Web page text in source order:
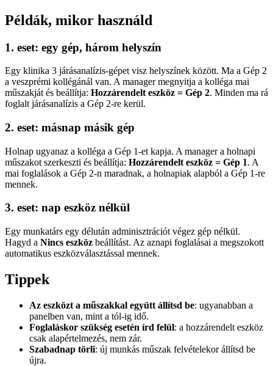
Példák, mikor használd
1. eset: egy gép, három helyszín
Egy klinika 3 járásanalízis-gépet visz helyszínek között. Ma a Gép 2
a veszprémi kollégánál van. A manager megnyitja a kolléga mai
műszakját és beállítja: Hozzárendelt eszköz = Gép 2. Minden ma rá
foglalt járásanalízis a Gép 2-re kerül.
2. eset: másnap másik gép
Holnap ugyanaz a kolléga a Gép 1-et kapja. A manager a holnapi
műszakot szerkeszti és beállítja: Hozzárendelt eszköz = Gép 1. A
mai foglalások a Gép 2-n maradnak, a holnapiak alapból a Gép 1-re
mennek.
3. eset: nap eszköz nélkül
Egy munkatárs egy délután adminisztrációt végez gép nélkül.
Hagyd a Nincs eszköz beállítást. Az aznapi foglalásai a megszokott
automatikus eszközválasztással mennek.
Tippek
Az eszközt a műszakkal együtt állítsd be: ugyanabban a
panelben van, mint a tól-ig idő.
Foglaláskor szükség esetén írd felül: a hozzárendelt eszköz
csak alapértelmezés, nem zár.
Szabadnap törli: új munkás műszak felvételekor állítsd be
újra.